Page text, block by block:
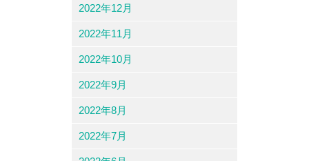
2022年12月
2022年11月
2022年10月
2022年9月
2022年8月
2022年7月